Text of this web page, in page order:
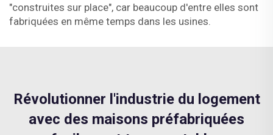
"construites sur place", car beaucoup d'entre elles sont
fabriquées en même temps dans les usines.
Révolutionner l'industrie du logement
avec des maisons préfabriquées